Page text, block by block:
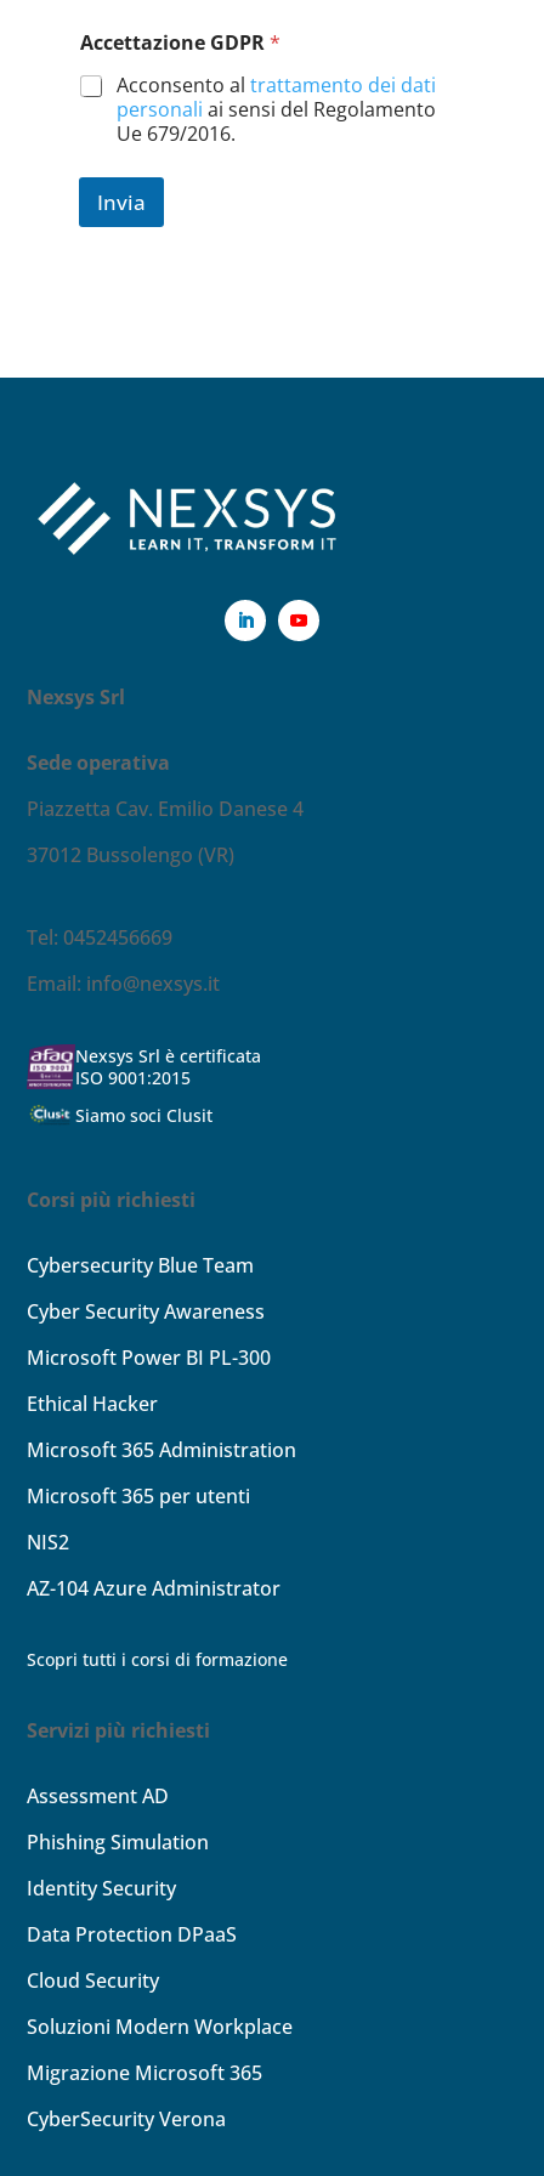
Accettazione GDPR*
Acconsento al trattamento dei dati
personali ai sensi del Regolamento
Ue 679/2016.
Invia
Nexsys Srl
Sede operativa
Piazzetta Cav. Emilio Danese 4
37012 Bussolengo (VR)
Tel: 0452456669
Email: info@nexsys.it
Nexsys Srl è certificata
ISO 9001:2015
Siamo soci Clusit
Corsi più richiesti
Cybersecurity Blue Team
Cyber Security Awareness
Microsoft Power BI PL-300
Ethical Hacker
Microsoft 365 Administration
Microsoft 365 per utenti
NIS2
AZ-104Azure Administrator
Scopri tutti i corsi di formazione
Servizi più richiesti
Assessment AD
Phishing Simulation
IdentitySecurity
Data Protection DPaaS
CloudSecurity
Soluzioni Modern Workplace
Migrazione Microsoft 365
CyberSecurity Verona